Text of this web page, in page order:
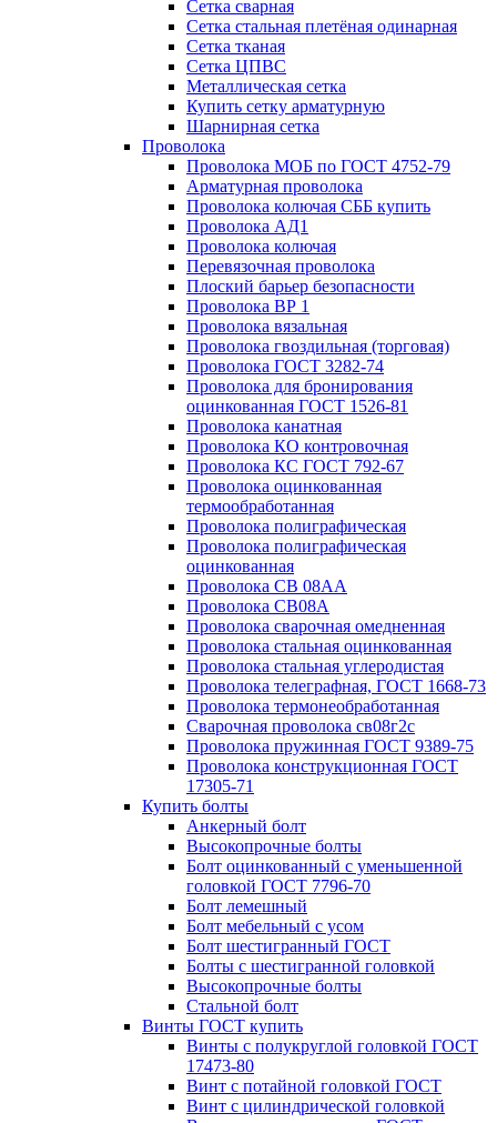
Сетка сварная
Сетка стальная плетёная одинарная
Сетка тканая
Сетка ЦПВС
Металлическая сетка
Купить сетку арматурную
Шарнирная сетка
Проволока
Проволока МОБ по ГОСТ 4752-79
Арматурная проволока
Проволока колючая СББ купить
Проволока АД1
Проволока колючая
Перевязочная проволока
Плоский барьер безопасности
Проволока ВР 1
Проволока вязальная
Проволока гвоздильная (торговая)
Проволока ГОСТ 3282-74
Проволока для бронирования
оцинкованная ГОСТ 1526-81
Проволока канатная
Проволока КО контровочная
Проволока КС ГОСТ 792-67
Проволока оцинкованная
термообработанная
Проволока полиграфическая
Проволока полиграфическая
оцинкованная
Проволока СВ 08АА
Проволока СВ08А
Проволока сварочная омедненная
Проволока стальная оцинкованная
Проволока стальная углеродистая
Проволока телеграфная, ГОСТ 1668-73
Проволока термонеобработанная
Сварочная проволока св08г2с
Проволока пружинная ГОСТ 9389-75
Проволока конструкционная ГОСТ
17305-71
Купить болты
Анкерный болт
Высокопрочные болты
Болт оцинкованный с уменьшенной
головкой ГОСТ 7796-70
Болт лемешный
Болт мебельный с усом
Болт шестигранный ГОСТ
Болты с шестигранной головкой
Высокопрочные болты
Стальной болт
Винты ГОСТ купить
Винты с полукруглой головкой ГОСТ
17473-80
Винт с потайной головкой ГОСТ
Винт с цилиндрической головкой